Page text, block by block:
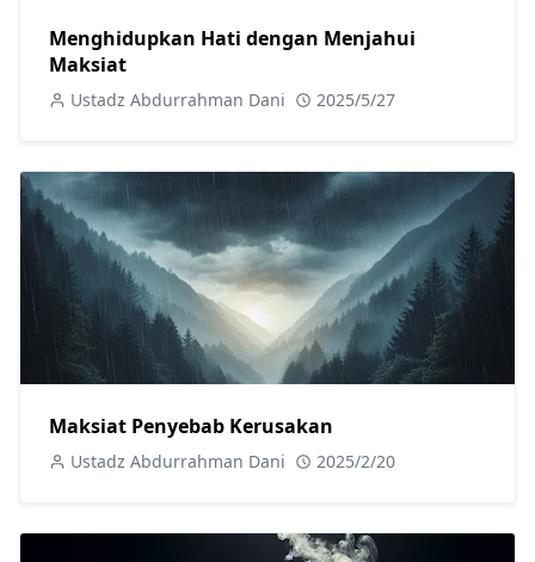
Menghidupkan Hati dengan Menjahui
Maksiat
Ustadz Abdurrahman Dani 2025/5/27
Maksiat Penyebab Kerusakan
Ustadz Abdurrahman Dani 2025/2/20